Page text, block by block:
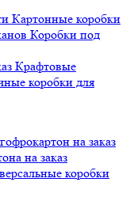
Картонные коробки
Коробки под
Крафтовые
коробки для
на заказ
на заказ
коробки